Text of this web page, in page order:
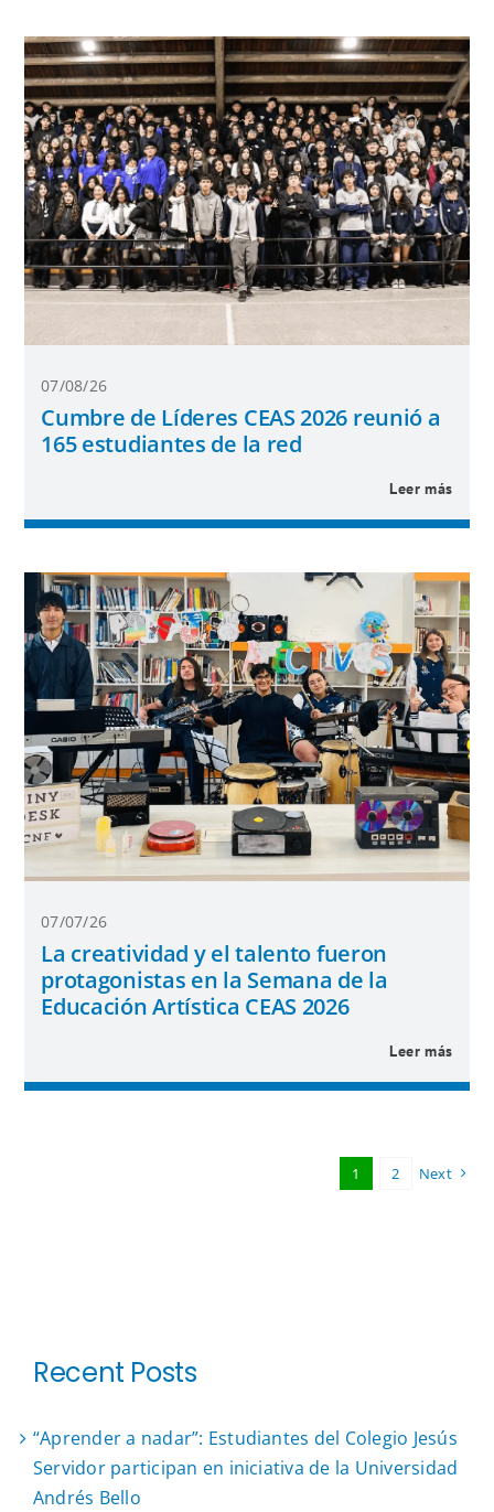
07/08/26
Cumbre de Líderes CEAS 2026 reunió a
165 estudiantes de la red
Leer más
07/07/26
La creatividad y el talento fueron
protagonistas en la Semana de la
Educación Artística CEAS 2026
Leer más
1 2 Next
Recent Posts
“Aprender a nadar”: Estudiantes del Colegio Jesús
Servidor participan en iniciativa de la Universidad
Andrés Bello